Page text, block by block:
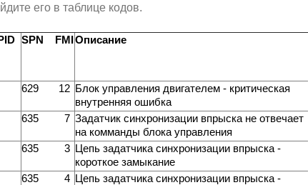
его в таблице кодов.
SPN FMIОписание
629 12 Блок управления двигателем - критическая
внутренняя ошибка
635 7 Задатчик синхронизации впрыска не отвечает
на комманды блока управления
635 3 Цепь задатчика синхронизации впрыска -
короткое замыкание
635 4 Цепь задатчика синхронизации впрыска -